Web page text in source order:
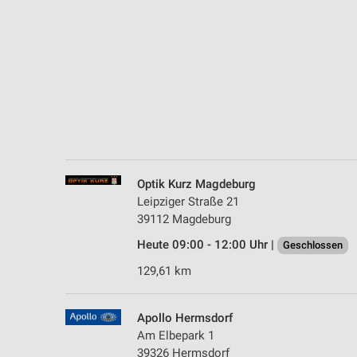
Optik Kurz Magdeburg
Leipziger Straße 21
39112 Magdeburg
Heute 09:00 - 12:00 Uhr |
Geschlossen
129,61 km
Apollo Hermsdorf
Am Elbepark 1
39326 Hermsdorf
Verwendung genauer Standortdaten
Geräte anhand von aktiv angeforderten Informationen
Funktional